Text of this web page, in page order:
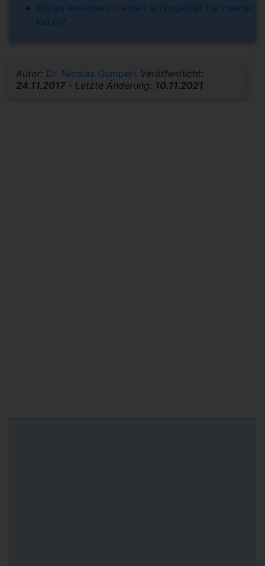
Woran erkenne ich einen Schlaganfall bei meiner
Katze?
Autor: Dr. Nicolas Gumpert Veröffentlicht:
24.11.2017- Letzte Änderung: 10.11.2021